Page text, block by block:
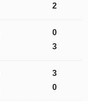
2
0
3
3
0